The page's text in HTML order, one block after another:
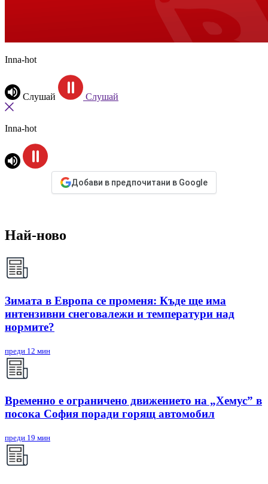
Inna-hot
Слушай Слушай
Inna-hot
Добави в предпочитани в Google
Най-ново
Зимата в Европа се променя: Къде ще има
интензивни снеговалежи и температури над
нормите?
преди 12 мин
Временно е ограничено движението на „Хемус” в
посока София поради горящ автомобил
преди 19 мин